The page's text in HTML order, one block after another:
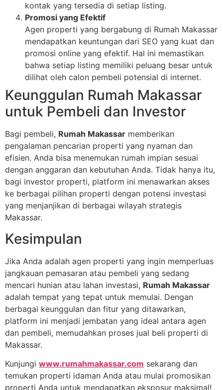
kontak yang tersedia di setiap listing.
Promosi yang Efektif
Agen properti yang bergabung di Rumah Makassar
mendapatkan keuntungan dari SEO yang kuat dan
promosi online yang efektif. Hal ini memastikan
bahwa setiap listing memiliki peluang besar untuk
dilihat oleh calon pembeli potensial di internet.
Keunggulan Rumah Makassar
untuk Pembeli dan Investor
Bagi pembeli, Rumah Makassar memberikan
pengalaman pencarian properti yang nyaman dan
efisien. Anda bisa menemukan rumah impian sesuai
dengan anggaran dan kebutuhan Anda. Tidak hanya itu,
bagi investor properti, platform ini menawarkan akses
ke berbagai pilihan properti dengan potensi investasi
yang menjanjikan di berbagai wilayah strategis
Makassar.
Kesimpulan
Jika Anda adalah agen properti yang ingin memperluas
jangkauan pemasaran atau pembeli yang sedang
mencari hunian atau lahan investasi, Rumah Makassar
adalah tempat yang tepat untuk memulai. Dengan
berbagai keunggulan dan fitur yang ditawarkan,
platform ini menjadi jembatan yang ideal antara agen
dan pembeli, memudahkan proses jual beli properti di
Makassar.
Kunjungi www.rumahmakassar.com sekarang dan
temukan properti idaman Anda atau mulai promosikan
properti Anda untuk mendapatkan eksposur maksimal!